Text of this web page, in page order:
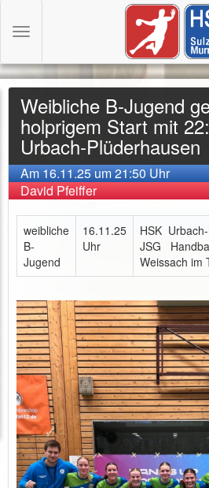
Weibliche B-Jugend
holprigem Start mit
Urbach-Plüderhausen
Am 16.11.25 um 21:50 Uhr
David Pfeiffer
weibliche
B-
Jugend
16.11.25
Uhr
HSK
JSG
Weissach im
Toggle